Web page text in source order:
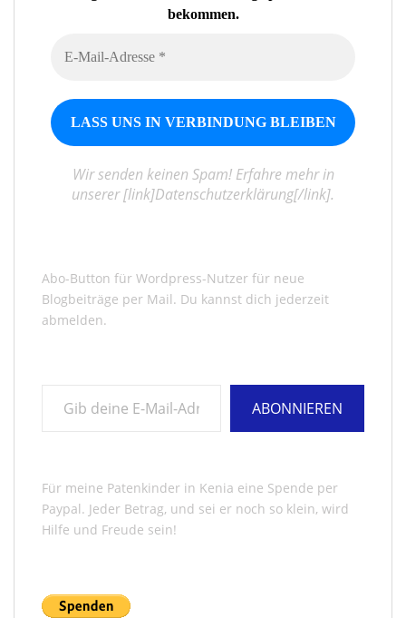
bekommen.
Wir senden keinen Spam! Erfahre mehr in
unserer [link]Datenschutzerklärung[/link].
Abo-Button für Wordpress-Nutzer für neue
Blogbeiträge per Mail. Du kannst dich jederzeit
abmelden.
ABONNIEREN
Für meine Patenkinder in Kenia eine Spende per
Paypal. Jeder Betrag, und sei er noch so klein, wird
Hilfe und Freude sein!